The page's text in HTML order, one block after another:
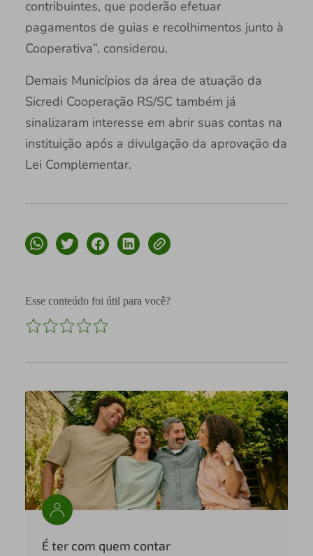
contribuintes, que poderão efetuar
pagamentos de guias e recolhimentos junto à
Cooperativa”, considerou.
Demais Municípios da área de atuação da
Sicredi Cooperação RS/SC também já
sinalizaram interesse em abrir suas contas na
instituição após a divulgação da aprovação da
Lei Complementar.
Esse conteúdo foi útil para você?
É ter com quem contar